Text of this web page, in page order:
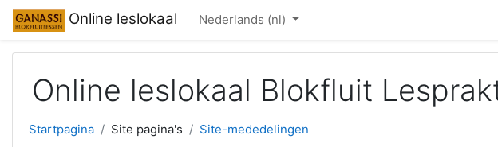
Ga naar hoofdinhoud
Online leslokaal Nederlands ‎(nl)‎
Online leslokaal Blokfluit
Startpagina Site pagina's Site-mededelingen